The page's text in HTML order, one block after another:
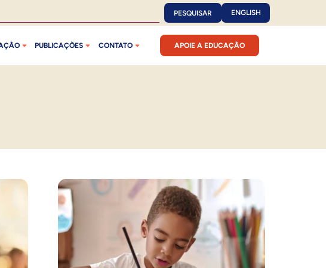
PESQUISAR ENGLISH
PUBLICAÇÕES CONTATO APOIE A EDUCAÇÃO